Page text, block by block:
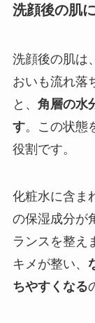
洗顔後の肌
洗顔後の肌は
おいも流れ落
と、 角層の水
す。この状態
役割です。
化粧水に含ま
の保湿成分が
ランスを整え
キメが整い、
ちやすくなる